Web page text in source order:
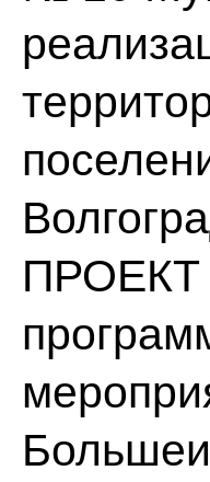
ПРОЕКТ